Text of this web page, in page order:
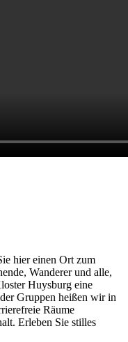
hier einen Ort zum
Wanderer und alle,
Huysburg eine
Gruppen heißen wir in
Räume
Erleben Sie stilles